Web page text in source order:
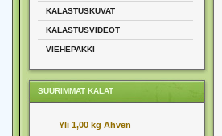
KALASTUSKUVAT
KALASTUSVIDEOT
VIEHEPAKKI
SUURIMMAT KALAT
Yli 1,00 kg Ahven